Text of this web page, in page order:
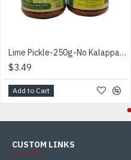
Lime Pickle-250g-No Kalappadam - ஊறுகாய்
$3.49
Add to Cart
CUSTOM LINKS